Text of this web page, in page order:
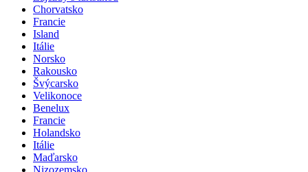
Chorvatsko
Francie
Island
Itálie
Norsko
Rakousko
Švýcarsko
Velikonoce
Benelux
Francie
Holandsko
Itálie
Maďarsko
Nizozemsko